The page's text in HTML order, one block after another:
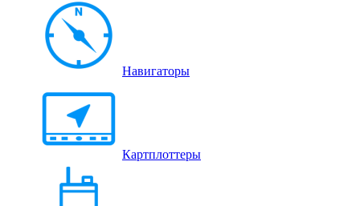
Навигаторы
Картплоттеры